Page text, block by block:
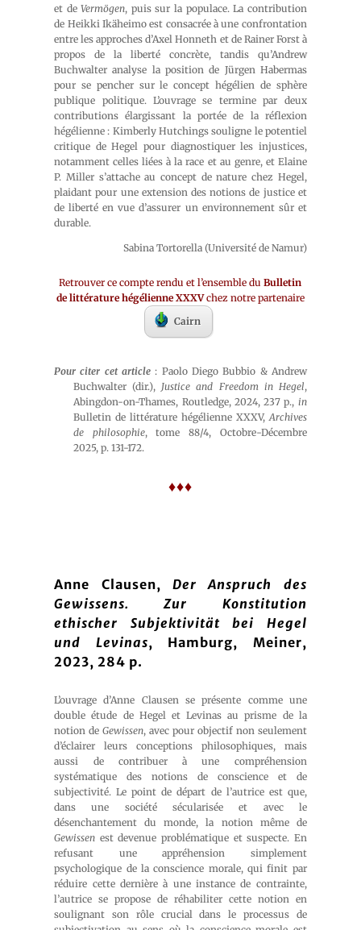
et deVermögen, puis sur la populace. La contribution
de Heikki Ikäheimo est consacrée à une confrontation
entre les approches d’Axel Honneth et de Rainer Forst à
propos de la liberté concrète, tandis qu’Andrew
Buchwalter analyse la position de Jürgen Habermas
pour se pencher sur le concept hégélien de sphère
publique politique. L’ouvrage se termine par deux
contributions élargissant la portée de la réflexion
hégélienne : Kimberly Hutchings souligne le potentiel
critique de Hegel pour diagnostiquer les injustices,
notamment celles liées à la race et au genre, et Elaine
P. Miller s’attache au concept de nature chez Hegel,
plaidant pour une extension des notions de justice et
de liberté en vue d’assurer un environnement sûr et
durable.
Sabina Tortorella (Université de Namur)
Retrouver ce compte rendu et l’ensemble duBulletin
de littérature hégélienne XXXVchez notre partenaire
Cairn
Pour citer cet article : Paolo Diego Bubbio & Andrew
Buchwalter (dir.), Justice and Freedom in Hegel,
Abingdon-on-Thames, Routledge, 2024, 237 p., in
Bulletin de littérature hégélienne XXXV,Archives
de philosophie, tome 88/4, Octobre-Décembre
2025, p. 131-172.
♦♦♦
Anne Clausen, Der Anspruch des
Gewissens. Zur Konstitution
ethischer Subjektivität bei Hegel
und Levinas, Hamburg, Meiner,
2023, 284 p.
L’ouvrage d’Anne Clausen se présente comme une
double étude de Hegel et Levinas au prisme de la
notion deGewissen, avec pour objectif non seulement
d’éclairer leurs conceptions philosophiques, mais
aussi de contribuer à une compréhension
systématique des notions de conscience et de
subjectivité. Le point de départ de l’autrice est que,
dans une société sécularisée et avec le
désenchantement du monde, la notion même de
Gewissen est devenue problématique et suspecte. En
refusant une appréhension simplement
psychologique de la conscience morale, qui finit par
réduire cette dernière à une instance de contrainte,
l’autrice se propose de réhabiliter cette notion en
soulignant son rôle crucial dans le processus de